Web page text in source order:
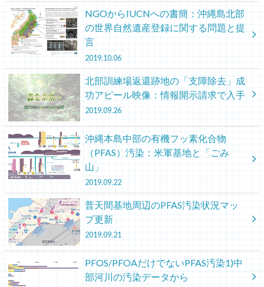
NGOからIUCNへの書簡：沖縄島北部
の世界自然遺産登録に関する問題と提
言
2019.10.06
北部訓練場返還跡地の「支障除去」成
功アピール映像：情報開示請求で入手
2019.09.26
沖縄本島中部の有機フッ素化合物
（PFAS）汚染：米軍基地と「ごみ
山」
2019.09.22
普天間基地周辺のPFAS汚染状況マッ
プ更新
2019.09.21
PFOS/PFOAだけでないPFAS汚染1)中
部河川の汚染データから